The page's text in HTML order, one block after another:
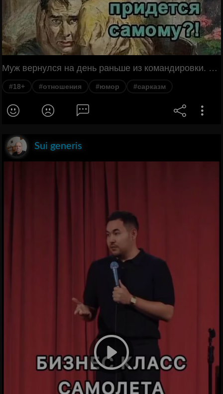
Муж вернулся на день раньше из командировки. В шкафу - никого, под кроватью - никого, на балконе - тоже никого. Жена спрашивает с сарказмом: - Ну что, придется самому?!
#18+ #отношения #юмор #сарказм
Sui generis